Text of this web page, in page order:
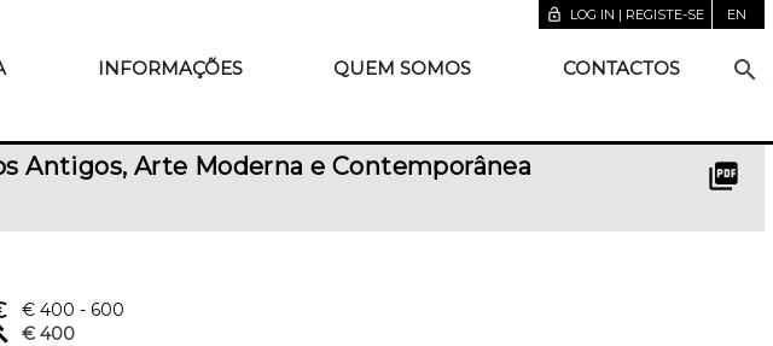
lock_open LOG IN | REGISTE-SE EN
INFORMAÇÕES QUEM SOMOS CONTACTOS search
Antigos, Arte Moderna e Contemporânea picture_as_pdf
€ 400 - 600
€ 400